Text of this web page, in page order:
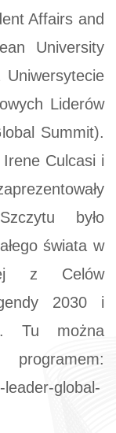
Affairs and
University
Liderów
Summit).
Culcasi i
było
świata w
z Celów
2030 i
Tu można
global-